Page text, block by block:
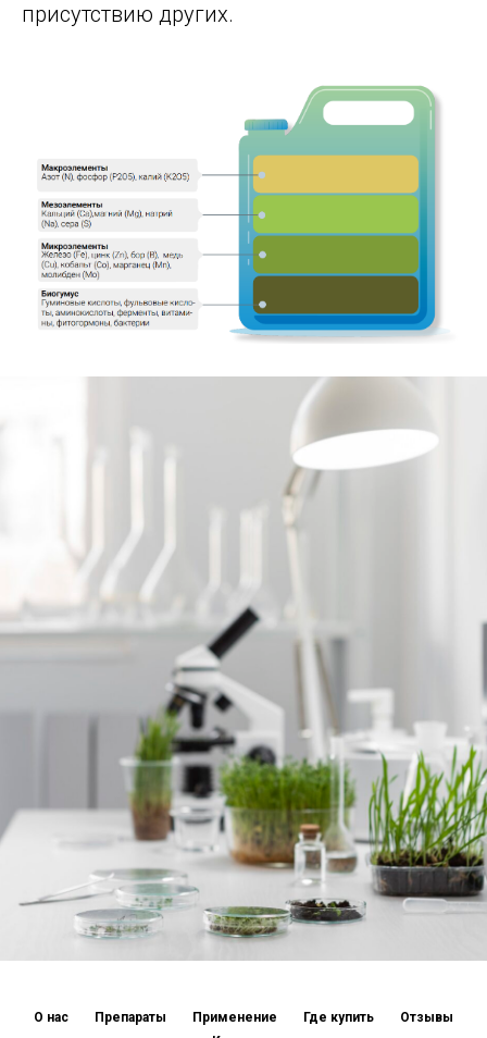
присутствию других.
О нас Препараты Применение Где купить
Отзывы